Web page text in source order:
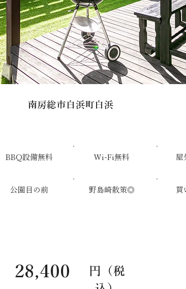
南房総市白浜町白浜
BBQ設備無料 Wi-Fi無料 屋
公園目の前 ​野島崎散策◎ 買
28,400
円（税